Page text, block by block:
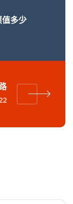
值多少